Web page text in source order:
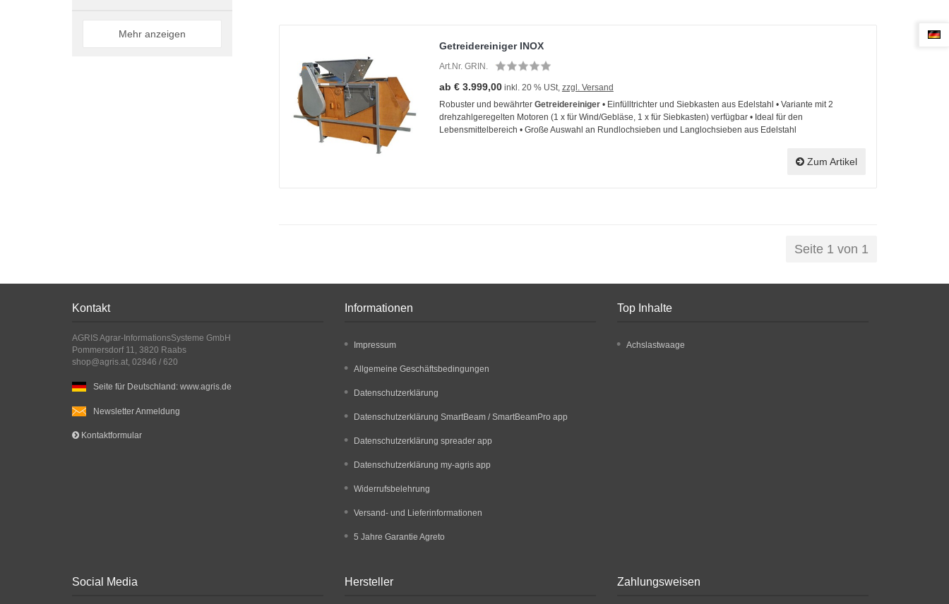
Getreidereiniger INOX
Art.Nr. GRIN.
ab € 3.999,00inkl. 20 % USt, zzgl. Versand
Robuster und bewährter Getreidereiniger• Einfülltrichter und Siebkasten aus Edelstahl • Variante mit 2
drehzahlgeregelten Motoren (1 x für Wind/Gebläse, 1 x für Siebkasten) verfügbar • Ideal für den
Lebensmittelbereich • Große Auswahl an Rundlochsieben und Langlochsieben aus Edelstahl
Zum Artikel
Seite 1 von 1
Mehr anzeigen
Kontakt
AGRIS Agrar-InformationsSysteme GmbH
Pommersdorf 11, 3820 Raabs
shop@agris.at, 02846 / 620
Seite für Deutschland: www.agris.de
Newsletter Anmeldung
Kontaktformular
Informationen
Impressum
Allgemeine Geschäftsbedingungen
Datenschutzerklärung
Datenschutzerklärung SmartBeam / SmartBeamPro app
Datenschutzerklärung spreader app
Datenschutzerklärung my-agris app
Widerrufsbelehrung
Versand- und Lieferinformationen
5 Jahre Garantie Agreto
Top Inhalte
Achslastwaage
Social Media Hersteller Zahlungsweisen